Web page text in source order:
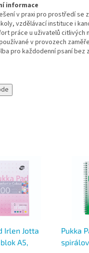
informace
v praxi pro prostředí se
vzdělávací instituce i
práce u uživatelů citlivých
v provozech
pro každodenní psaní
Irlen Jotta
A5,
Pukka